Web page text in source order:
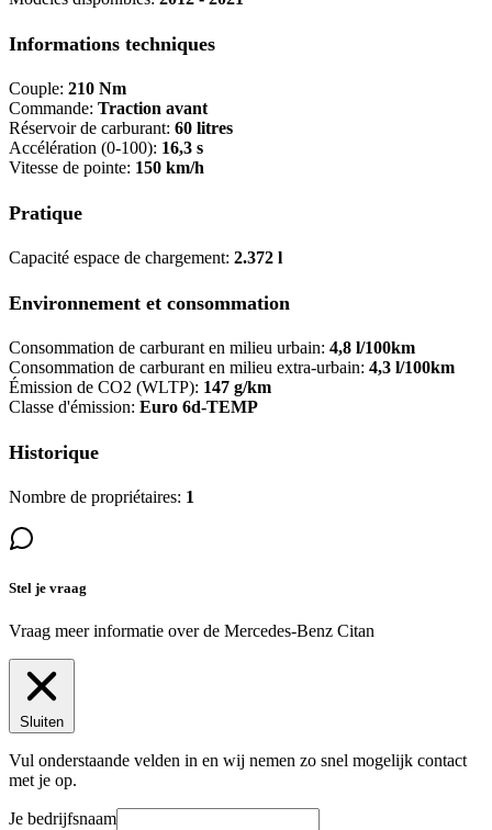
Informations techniques
Couple: 210 Nm
Commande: Traction avant
Réservoir de carburant: 60 litres
Accélération (0-100): 16,3 s
Vitesse de pointe: 150 km/h
Pratique
Capacité espace de chargement: 2.372 l
Environnement et consommation
Consommation de carburant en milieu urbain: 4,8 l/100km
Consommation de carburant en milieu extra-urbain: 4,3 l/100km
Émission de CO2 (WLTP): 147 g/km
Classe d'émission: Euro 6d-TEMP
Historique
Nombre de propriétaires: 1
Stel je vraag
Vraag meer informatie over de Mercedes-Benz Citan
Sluiten
Vul onderstaande velden in en wij nemen zo snel mogelijk contact
met je op.
Je bedrijfsnaam